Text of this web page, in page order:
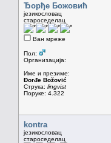
Ђорђе Божовић
језикословац
староседелац
Ван мреже
Пол:
Организација:
Име и презиме:
Đorđe Božović
Струка: lingvist
Поруке: 4.322
kontra
језикословац
староседелац